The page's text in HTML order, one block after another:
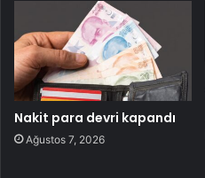
Nakit para devri kapandı
Ağustos 7, 2026